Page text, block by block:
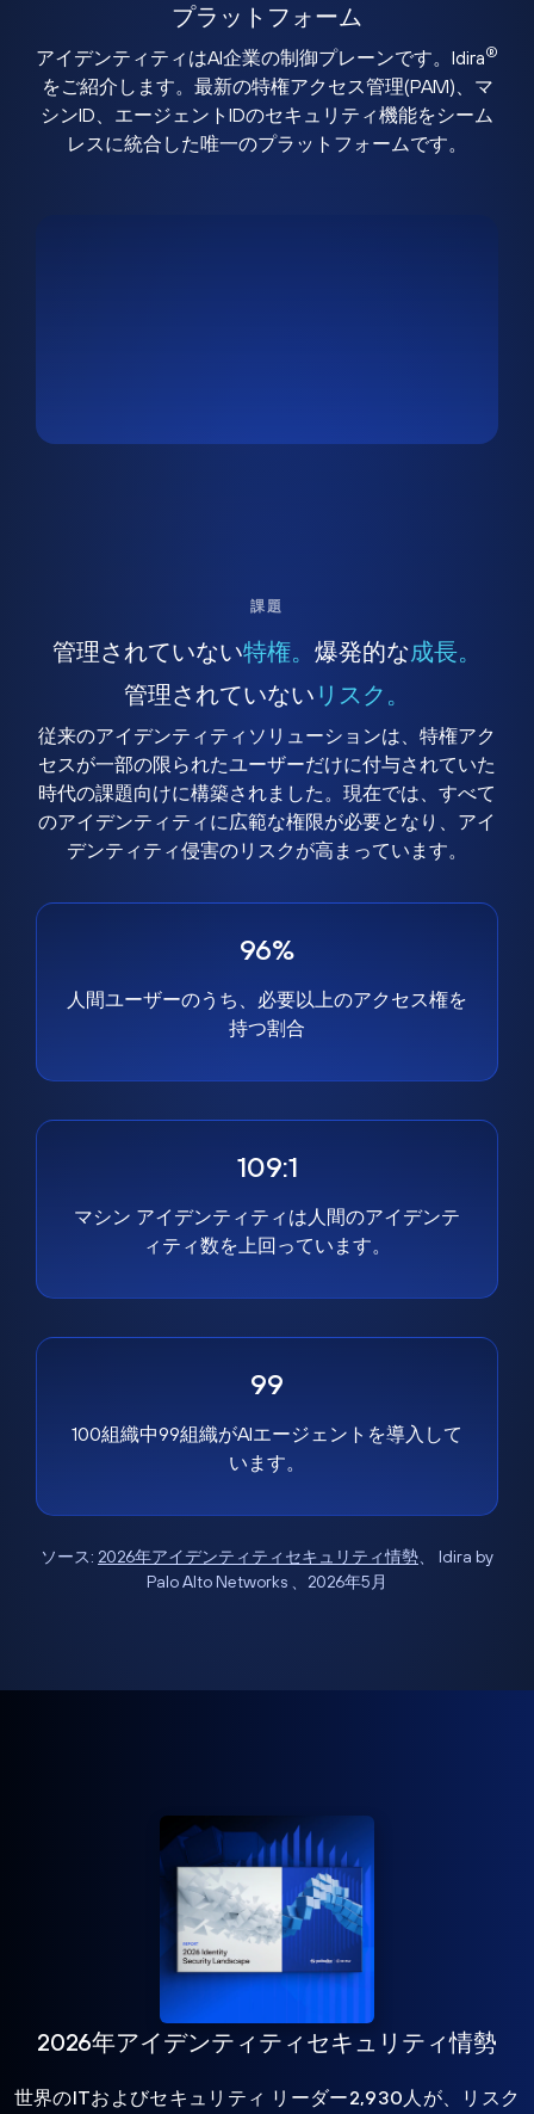
プラットフォーム
アイデンティティはAI企業の制御プレーンです。Idira®
をご紹介します。最新の特権アクセス管理(PAM)、マ
シンID、エージェントIDのセキュリティ機能をシーム
レスに統合した唯一のプラットフォームです。
課題
管理されていない特権。 爆発的な成長。
管理されていない リスク。
従来のアイデンティティソリューションは、特権アク
セスが一部の限られたユーザーだけに付与されていた
時代の課題向けに構築されました。現在では、すべて
のアイデンティティに広範な権限が必要となり、アイ
デンティティ侵害のリスクが高まっています。
96%
人間ユーザーのうち、必要以上のアクセス権を
持つ割合
109:1
マシン アイデンティティは人間のアイデンテ
ィティ数を上回っています。
99
100組織中99組織がAIエージェントを導入して
います。
ソース: 2026年アイデンティティセキュリティ情勢、 Idira by
Palo Alto Networks 、2026年5月
2026年アイデンティティセキュリティ情勢
世界のITおよびセキュリティ リーダー2,930人が、リスク